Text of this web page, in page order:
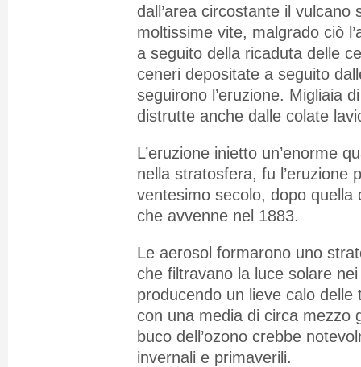
dall’area circostante il vulcano
moltissime vite, malgrado ciò
a seguito della ricaduta delle
ceneri depositate a seguito
seguirono l’eruzione. Migliaia
distrutte anche dalle colate
L’eruzione inietto un’enorme
nella stratosfera, fu l’eruzione
ventesimo secolo, dopo quella
che avvenne nel 1883.
Le aerosol formarono uno
che filtravano la luce solare
producendo un lieve calo delle
con una media di circa mezzo
buco dell’ozono crebbe
invernali e primaverili.